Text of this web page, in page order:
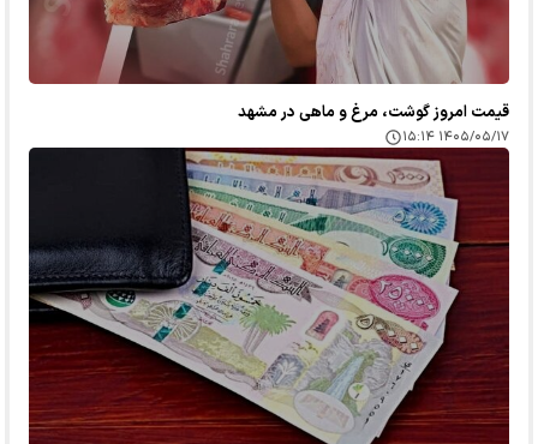
قیمت امروز گوشت، مرغ و ماهی در مشهد
۱۴۰۵/۰۵/۱۷ ۱۵:۱۴